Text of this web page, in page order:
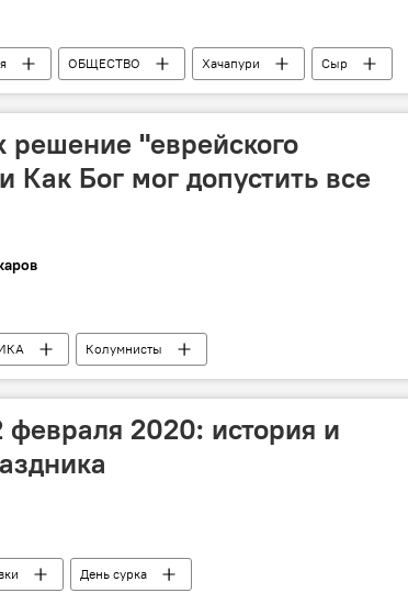
ОБЩЕСТВО Хачапури Сыр
решение "еврейского
Как Бог мог допустить все
Колумнисты
жертв Холокоста
Израиль
февраля 2020: история и
День сурка